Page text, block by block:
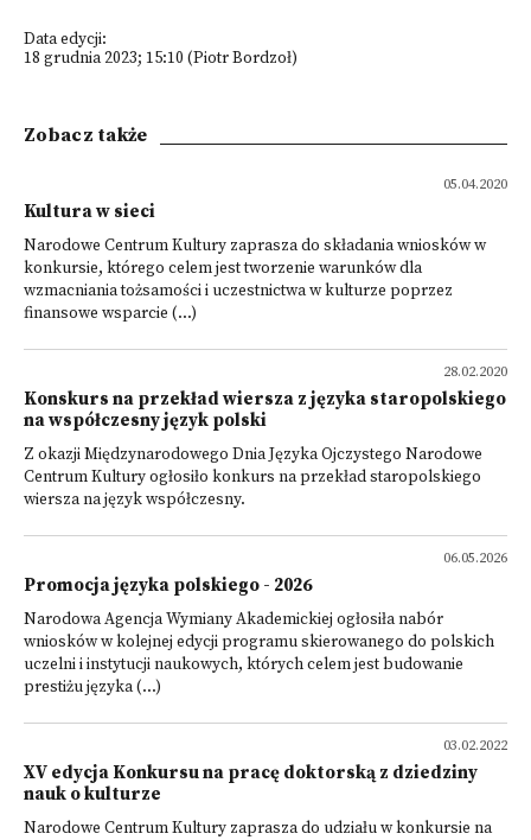
Data edycji:
18 grudnia 2023; 15:10 (Piotr Bordzoł)
Zobacz także
05.04.2020
Kultura w sieci
Narodowe Centrum Kultury zaprasza do składania wniosków w
konkursie, którego celem jest tworzenie warunków dla
wzmacniania tożsamości i uczestnictwa w kulturze poprzez
finansowe wsparcie (...)
28.02.2020
Konskurs na przekład wiersza z języka staropolskiego
na współczesny język polski
Z okazji Międzynarodowego Dnia Języka Ojczystego Narodowe
Centrum Kultury ogłosiło konkurs na przekład staropolskiego
wiersza na język współczesny.
06.05.2026
Promocja języka polskiego - 2026
Narodowa Agencja Wymiany Akademickiej ogłosiła nabór
wniosków w kolejnej edycji programu skierowanego do polskich
uczelni i instytucji naukowych, których celem jest budowanie
prestiżu języka (...)
03.02.2022
XV edycja Konkursu na pracę doktorską z dziedziny
nauk o kulturze
Narodowe Centrum Kultury zaprasza do udziału w konkursie na